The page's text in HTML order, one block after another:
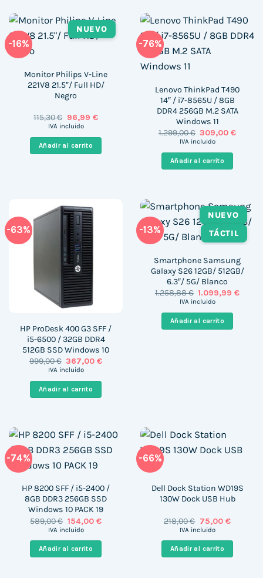
-16%
NUEVO
Monitor Philips V-Line
221V8 21.5″/ Full HD/
Negro
115,30€ El
precio
era:
115,30 €.
96,99 €El
es:
96,99 €.
IVA incluido
Añadir al carrito
-76%
Lenovo ThinkPad T490
14″ / i7-8565U / 8GB
DDR4 256GB M.2 SATA
Windows 11
1.299,00€ El
precio
era:
1.299,00 €.
309,00€El
IVA incluido
Añadir al carrito
-63%
HP ProDesk 400 G3 SFF /
i5-6500 / 32GB DDR4
512GB SSD Windows 10
999,00€ El
precio
era:
999,00 €.
367,00€El
IVA incluido
Añadir al carrito
-13%
NUEVO
TÁCTIL
Smartphone Samsung
Galaxy S26 12GB/ 512GB/
6.3″/ 5G/ Blanco
1.258,88€ El
precio
era:
1.258,88 €.
1.099,99€El
IVA incluido
Añadir al carrito
-74%
HP 8200 SFF / i5-2400 /
8GB DDR3 256GB SSD
Windows 10 PACK 19
589,00€ El
precio
era:
589,00 €.
154,00 €El
es:
154,00 €.
IVA incluido
Añadir al carrito
-66%
Dell Dock Station WD19S
130W Dock USB Hub
218,00€ El
precio
era:
218,00 €.
75,00 €El
es:
75,00 €.
IVA incluido
Añadir al carrito